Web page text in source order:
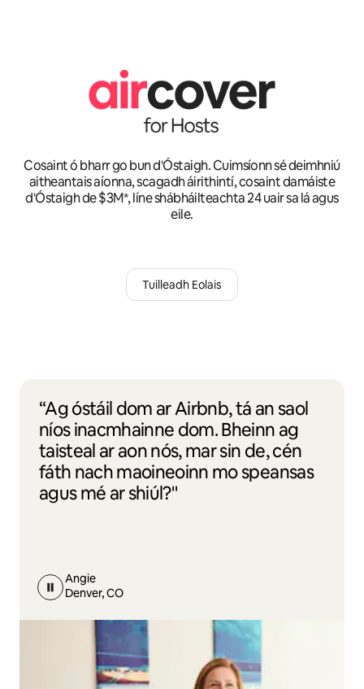
Cosaint ó bharr go bun d'Óstaigh. Cuimsíonn sé deimhniú
aitheantais aíonna, scagadh áirithintí, cosaint damáiste
d'Óstaigh de $3M*, líne shábháilteachta 24 uair sa lá agus
eile.
Tuilleadh Eolais
“Ag óstáil dom ar Airbnb, tá an saol
níos inacmhainne dom. Bheinn ag
taisteal ar aon nós, mar sin de, cén
fáth nach maoineoinn mo speansas
agus mé ar shiúl?"
Angie
Denver, CO